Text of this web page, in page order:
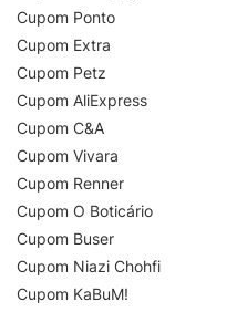
Cupom Ponto
Cupom Extra
Cupom Petz
Cupom AliExpress
Cupom C&A
Cupom Vivara
Cupom Renner
Cupom O Boticário
Cupom Buser
Cupom Niazi Chohfi
Cupom KaBuM!